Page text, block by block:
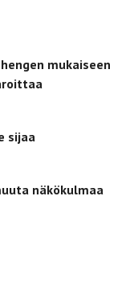
mukaiseen
sijaa
näkökulmaa